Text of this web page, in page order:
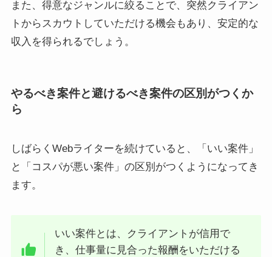
また、得意なジャンルに絞ることで、突然クライアン
トからスカウトしていただける機会もあり、安定的な
収入を得られるでしょう。
やるべき案件と避けるべき案件の区別がつくか
ら
しばらくWebライターを続けていると、「いい案件」
と「コスパが悪い案件」の区別がつくようになってき
ます。
いい案件とは、クライアントが信用で
き、仕事量に見合った報酬をいただける